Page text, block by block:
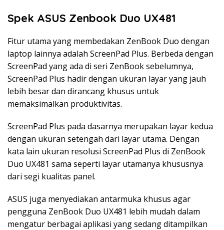
Spek ASUS Zenbook Duo UX481
Fitur utama yang membedakan ZenBook Duo dengan
laptop lainnya adalah ScreenPad Plus. Berbeda dengan
ScreenPad yang ada di seri ZenBook sebelumnya,
ScreenPad Plus hadir dengan ukuran layar yang jauh
lebih besar dan dirancang khusus untuk
memaksimalkan produktivitas.
ScreenPad Plus pada dasarnya merupakan layar kedua
dengan ukuran setengah dari layar utama. Dengan
kata lain ukuran resolusi ScreenPad Plus di ZenBook
Duo UX481 sama seperti layar utamanya khususnya
dari segi kualitas panel.
ASUS juga menyediakan antarmuka khusus agar
pengguna ZenBook Duo UX481 lebih mudah dalam
mengatur berbagai aplikasi yang sedang ditampilkan